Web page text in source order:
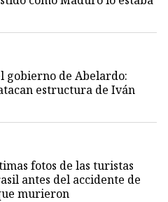
gobierno de Abelardo:
estructura de Iván
fotos de las turistas
antes del accidente de
murieron